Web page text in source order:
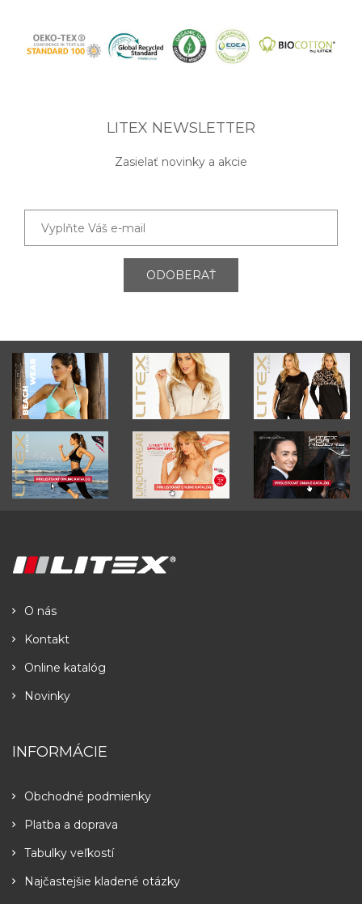
LITEX NEWSLETTER
Zasielať novinky a akcie
ODOBERAŤ
O nás
Kontakt
Online katalóg
Novinky
INFORMÁCIE
Obchodné podmienky
Platba a doprava
Tabulky veľkostí
Najčastejšie kladené otázky